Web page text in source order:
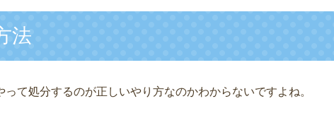
法
て処分するのが正しいやり方なのかわからないですよね。